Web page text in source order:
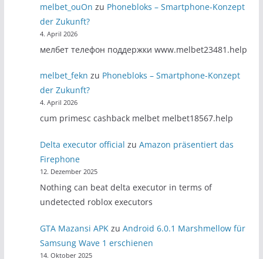
melbet_ouOn zu Phonebloks – Smartphone-Konzept
der Zukunft?
4. April 2026
мелбет телефон поддержки www.melbet23481.help
melbet_fekn zu Phonebloks – Smartphone-Konzept
der Zukunft?
4. April 2026
cum primesc cashback melbet melbet18567.help
Delta executor official zuAmazon präsentiert das
Firephone
12. Dezember 2025
Nothing can beat delta executor in terms of
undetected roblox executors
GTA Mazansi APK zuAndroid 6.0.1 Marshmellow für
Samsung Wave 1 erschienen
14. Oktober 2025